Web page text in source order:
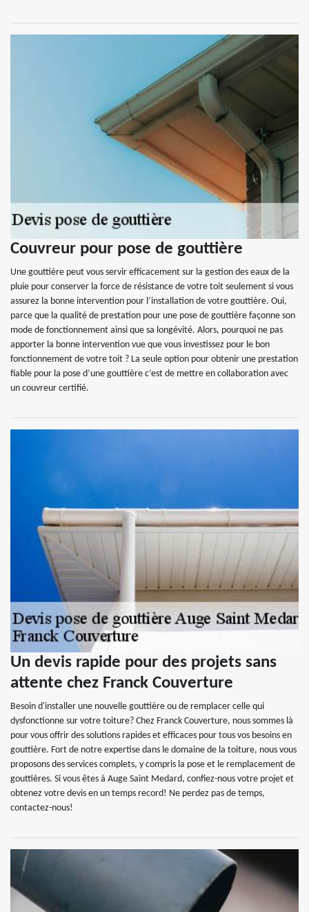
Couvreur pour pose de gouttière
Une gouttière peut vous servir efficacement sur la gestion des eaux de la
pluie pour conserver la force de résistance de votre toit seulement si vous
assurez la bonne intervention pour l’installation de votre gouttière. Oui,
parce que la qualité de prestation pour une pose de gouttière façonne son
mode de fonctionnement ainsi que sa longévité. Alors, pourquoi ne pas
apporter la bonne intervention vue que vous investissez pour le bon
fonctionnement de votre toit ? La seule option pour obtenir une prestation
fiable pour la pose d’une gouttière c’est de mettre en collaboration avec
un couvreur certifié.
Un devis rapide pour des projets sans
attente chez Franck Couverture
Besoin d'installer une nouvelle gouttière ou de remplacer celle qui
dysfonctionne sur votre toiture? Chez Franck Couverture, nous sommes là
pour vous offrir des solutions rapides et efficaces pour tous vos besoins en
gouttière. Fort de notre expertise dans le domaine de la toiture, nous vous
proposons des services complets, y compris la pose et le remplacement de
gouttières. Si vous êtes à Auge Saint Medard, confiez-nous votre projet et
obtenez votre devis en un temps record! Ne perdez pas de temps,
contactez-nous!